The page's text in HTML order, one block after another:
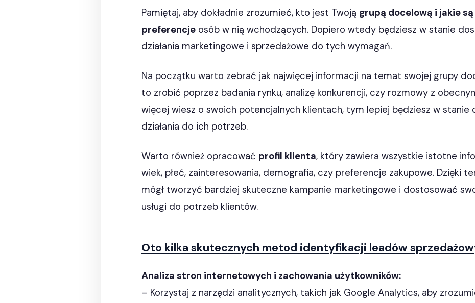
Pamiętaj, aby dokładnie zrozumieć, kto jest Twoją grupą docelową i jakie
preferencje osób w nią wchodzących. Dopiero wtedy będziesz w stanie
działania marketingowe i sprzedażowe do tych wymagań.
Na początku warto zebrać jak najwięcej informacji na temat swojej grupy
to zrobić poprzez badania rynku, analizę konkurencji, czy rozmowy z
więcej wiesz o swoich potencjalnych klientach, tym lepiej będziesz w stanie
działania do ich potrzeb.
Warto również opracować profil klienta, który zawiera wszystkie istotne
wiek, płeć, zainteresowania, demografia, czy preferencje zakupowe. Dzięki
mógł tworzyć bardziej skuteczne kampanie marketingowe i dostosować
usługi do potrzeb klientów.
Oto kilka skutecznych metod identyfikacji leadów
Analiza stron internetowych i zachowania użytkowników:
– Korzystaj z narzędzi analitycznych, takich jak Google Analytics, aby